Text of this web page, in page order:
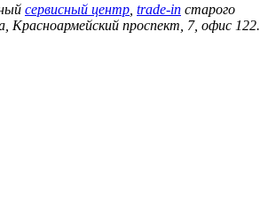
сервисный центр trade-in старого
Красноармейский проспект, 7, офис 122.